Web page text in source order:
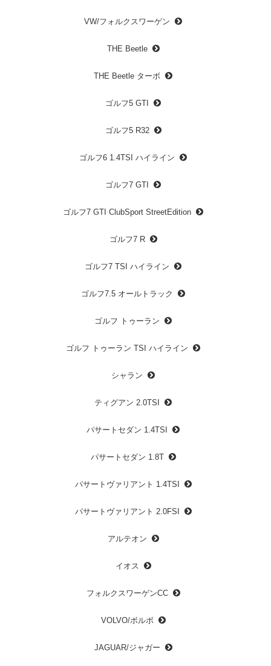
VW/フォルクスワーゲン
THE Beetle
THE Beetle ターボ
ゴルフ5 GTI
ゴルフ5 R32
ゴルフ6 1.4TSI ハイライン
ゴルフ7 GTI
ゴルフ7 GTI ClubSport StreetEdition
ゴルフ7 R
ゴルフ7 TSI ハイライン
ゴルフ7.5 オールトラック
ゴルフ トゥーラン
ゴルフ トゥーラン TSI ハイライン
シャラン
ティグアン 2.0TSI
パサートセダン 1.4TSI
パサートセダン 1.8T
パサートヴァリアント 1.4TSI
パサートヴァリアント 2.0FSI
アルテオン
イオス
フォルクスワーゲンCC
VOLVO/ボルボ
JAGUAR/ジャガー